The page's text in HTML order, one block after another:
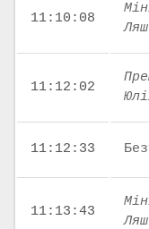
11:10:08
11:12:02
11:12:33
11:13:43